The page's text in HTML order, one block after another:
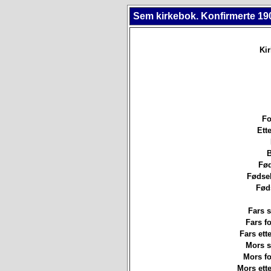
Sem kirkebok. Konfirmerte
Fars
Fars
Fars
Mors
Mors
Mors